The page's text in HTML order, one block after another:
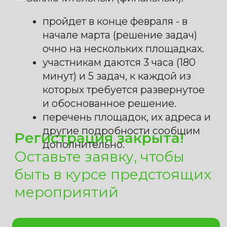
Скачать сборник
задач прошлых лет
Иннополис
Опен
математика
Телеграм-канал